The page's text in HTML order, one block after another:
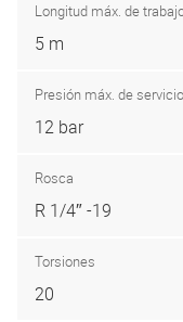
Longitud máx. de
5 m
Presión máx. de
12 bar
Rosca
R 1/4″ -19
Torsiones
20